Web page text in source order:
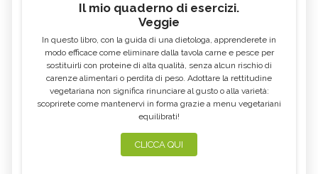
Il mio quaderno di esercizi.
Veggie
In questo libro, con la guida di una dietologa, apprenderete in
modo efficace come eliminare dalla tavola carne e pesce per
sostituirli con proteine di alta qualità, senza alcun rischio di
carenze alimentari o perdita di peso. Adottare la rettitudine
vegetariana non significa rinunciare al gusto o alla varietà:
scoprirete come mantenervi in forma grazie a menu vegetariani
equilibrati!
CLICCA QUI